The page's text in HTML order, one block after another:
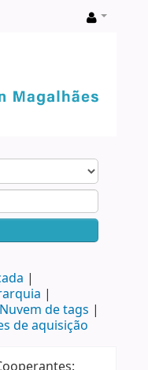
Nuvem de tags
de aquisição